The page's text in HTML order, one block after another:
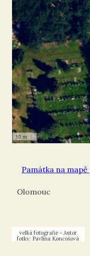
10 m
Památka na
Olomouc
Autor
fotky: Pavlína Koncošová